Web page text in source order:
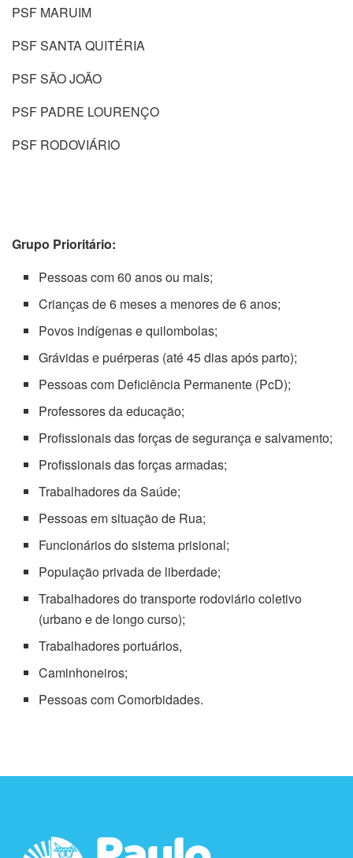
PSF MARUIM
PSF SANTA QUITÉRIA
PSF SÃO JOÃO
PSF PADRE LOURENÇO
PSF RODOVIÁRIO
Grupo Prioritário:
Pessoas com 60 anos ou mais;
Crianças de 6 meses a menores de 6 anos;
Povos indígenas e quilombolas;
Grávidas e puérperas (até 45 dias após parto);
Pessoas com Deficiência Permanente (PcD);
Professores da educação;
Profissionais das forças de segurança e salvamento;
Profissionais das forças armadas;
Trabalhadores da Saúde;
Pessoas em situação de Rua;
Funcionários do sistema prisional;
População privada de liberdade;
Trabalhadores do transporte rodoviário coletivo
(urbano e de longo curso);
Trabalhadores portuários,
Caminhoneiros;
Pessoas com Comorbidades.